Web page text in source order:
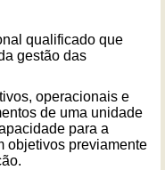
qualificado que
gestão das
operacionais e
de uma unidade
para a
objetivos previamente